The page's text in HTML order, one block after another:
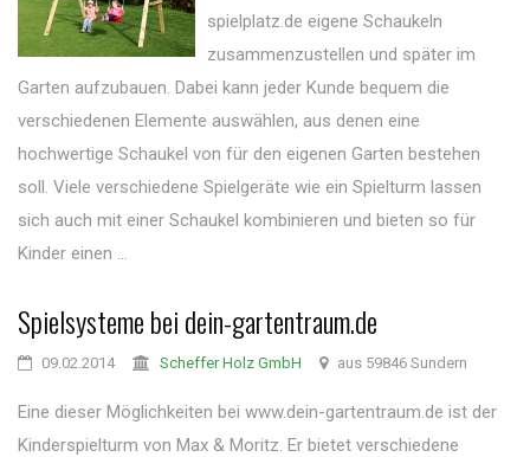
spielplatz.de eigene Schaukeln
zusammenzustellen und später im
Garten aufzubauen. Dabei kann jeder Kunde bequem die
verschiedenen Elemente auswählen, aus denen eine
hochwertige Schaukel von für den eigenen Garten bestehen
soll. Viele verschiedene Spielgeräte wie ein Spielturm lassen
sich auch mit einer Schaukel kombinieren und bieten so für
Kinder einen ...
Spielsysteme bei dein-gartentraum.de
09.02.2014 Scheffer Holz GmbH aus 59846 Sundern
Eine dieser Möglichkeiten bei www.dein-gartentraum.de ist der
Kinderspielturm von Max & Moritz. Er bietet verschiedene